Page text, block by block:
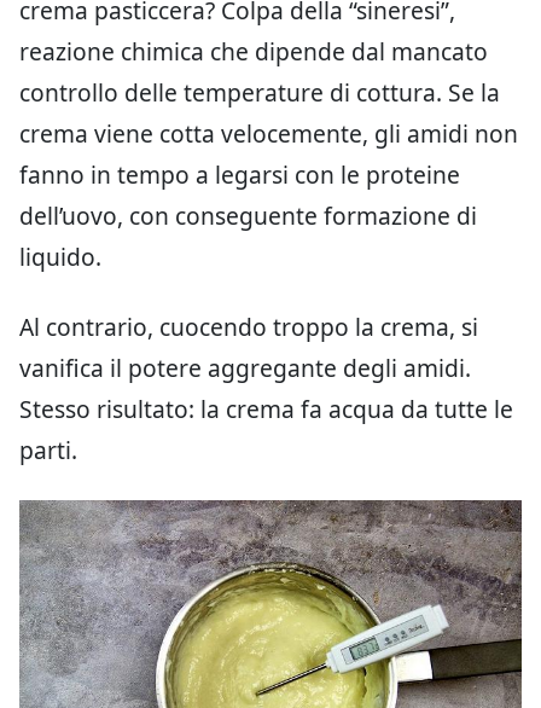
crema pasticcera? Colpa della “sineresi”,
reazione chimica che dipende dal mancato
controllo delle temperature di cottura. Se la
crema viene cotta velocemente, gli amidi non
fanno in tempo a legarsi con le proteine
dell’uovo, con conseguente formazione di
liquido.
Al contrario, cuocendo troppo la crema, si
vanifica il potere aggregante degli amidi.
Stesso risultato: la crema fa acqua da tutte le
parti.